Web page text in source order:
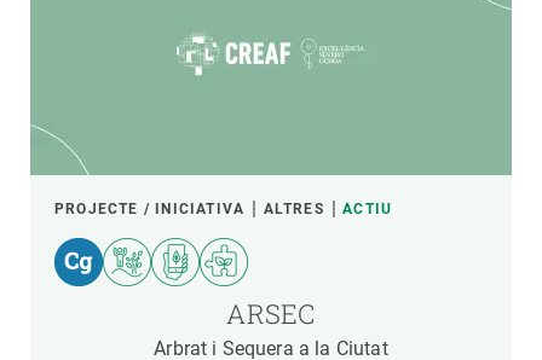
PROJECTE / INICIATIVA ALTRES ACTIU
ARSEC
Arbrat i Sequera a la Ciutat